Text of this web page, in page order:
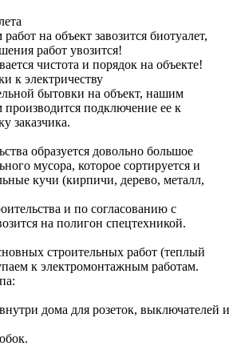
на объект завозится биотуалет,
работ увозится!
чистота и порядок на объекте!
к электричеству
бытовки на объект, нашим
подключение ее к
заказчика.
образуется довольно большое
мусора, которое сортируется и
кучи (кирпичи, дерево, металл,
и по согласованию с
на полигон спецтехникой.
строительных работ (теплый
к электромонтажным работам.
дома для розеток, выключателей и